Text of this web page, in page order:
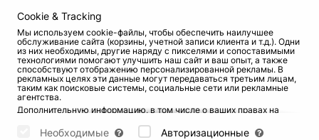
Cookie & Tracking
Мы используем cookie-файлы, чтобы обеспечить наилучшее
обслуживание сайта (корзины, учетной записи клиента и т.д.). Одни
из них необходимы, другие наряду с пикселями и сопоставимыми
технологиями помогают улучшить наш сайт и ваш опыт, а также
способствуют отображению персонализированной рекламы. В
рекламных целях эти данные могут передаваться третьим лицам,
таким как поисковые системы, социальные сети или рекламные
агентства.
Дополнительную информацию, в том числе о ваших правах на
странице AGB
Необходимые Авторизационные